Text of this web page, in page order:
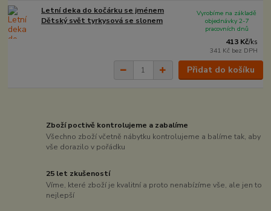
Letní deka do kočárku se jménem
Dětský svět tyrkysová se slonem
413 Kč/ks
341 Kč bez DPH
Vyrobíme na základě
objednávky 2-7
pracovních dnů
Přidat do košíku
Zboží poctivě kontrolujeme a zabalíme
Všechno zboží včetně nábytku kontrolujeme a balíme tak, aby
vše dorazilo v pořádku
25 let zkušeností
Víme, které zboží je kvalitní a proto nenabízíme vše, ale jen to
nejlepší